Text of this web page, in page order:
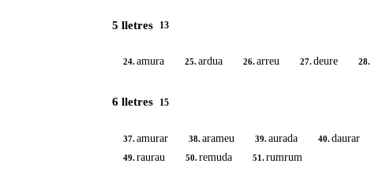
5 lletres 13
24.amura 25.ardua 26.arreu 27.deure 28.
6 lletres 15
37.amurar 38.arameu 39.aurada 40.daurar
49.raurau 50.remuda 51.rumrum